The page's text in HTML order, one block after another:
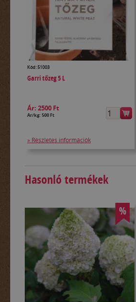
Kód: 51003
Garri tőzeg 5 L
Ár: 2500 Ft
Ár/kg: 500 Ft
» Részletes információk
Hasonló termékek
%